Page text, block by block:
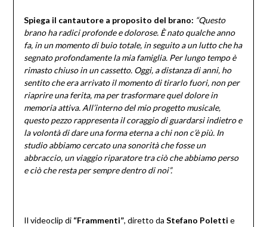
Spiega il cantautore a proposito del brano: “Questo
brano ha radici profonde e dolorose. È nato qualche anno
fa, in un momento di buio totale, in seguito a un lutto che ha
segnato profondamente la mia famiglia. Per lungo tempo è
rimasto chiuso in un cassetto. Oggi, a distanza di anni, ho
sentito che era arrivato il momento di tirarlo fuori, non per
riaprire una ferita, ma per trasformare quel dolore in
memoria attiva. All’interno del mio progetto musicale,
questo pezzo rappresenta il coraggio di guardarsi indietro e
la volontà di dare una forma eterna a chi non c’è più. In
studio abbiamo cercato una sonorità che fosse un
abbraccio, un viaggio riparatore tra ciò che abbiamo perso
e ciò che resta per sempre dentro di noi”.
Il videoclip di “Frammenti”, diretto da Stefano Poletti e